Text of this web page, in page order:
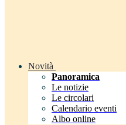
Novità
Panoramica
Le notizie
Le circolari
Calendario eventi
Albo online